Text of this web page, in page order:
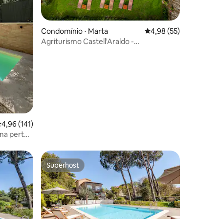
de uma avaliação média de 5, 141 avaliações
4,96 (141)
perto
Condomínio ⋅ Marta 4,98 de uma
4,98 (55)
Agriturismo Castell'Araldo -
Superhost
Superhost